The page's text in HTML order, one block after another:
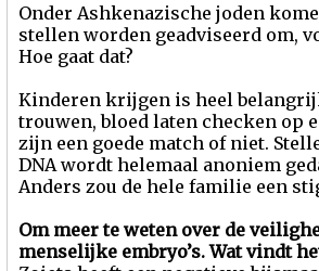
Onder Ashkenazische joden
stellen worden geadviseerd om,
Hoe gaat dat?
Kinderen krijgen is heel
trouwen, bloed laten checken op
zijn een goede match of niet.
DNA wordt helemaal anoniem
Anders zou de hele familie een
Om meer te weten over de
menselijke embryo’s. Wat vindt